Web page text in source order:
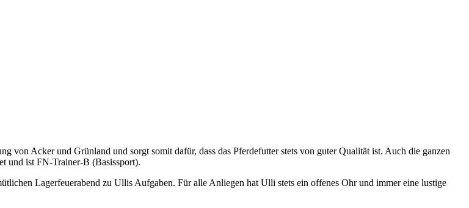
Acker und Grünland und sorgt somit dafür, dass das Pferdefutter stets von guter Qualität ist. Auch die ganzen
und ist FN-Trainer-B (Basissport).
Lagerfeuerabend zu Ullis Aufgaben. Für alle Anliegen hat Ulli stets ein offenes Ohr und immer eine lustige